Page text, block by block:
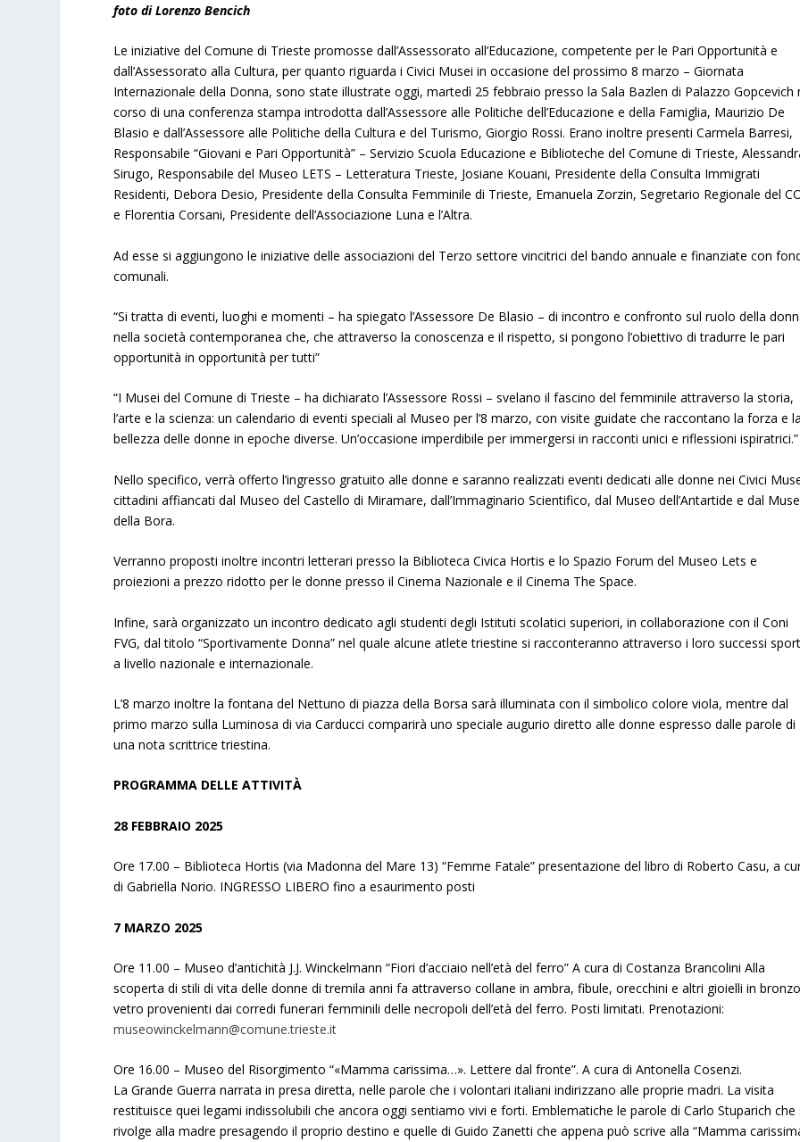
foto di Lorenzo Bencich
Le iniziative del Comune di Trieste promosse dall’Assessorato all’Educazione, competente per le Pari Opportunità e
dall’Assessorato alla Cultura, per quanto riguarda i Civici Musei in occasione del prossimo 8 marzo – Giornata
Internazionale della Donna, sono state illustrate oggi, martedì 25 febbraio presso la Sala Bazlen di Palazzo Gopcevich
corso di una conferenza stampa introdotta dall’Assessore alle Politiche dell’Educazione e della Famiglia, Maurizio De
Blasio e dall’Assessore alle Politiche della Cultura e del Turismo, Giorgio Rossi. Erano inoltre presenti Carmela Barresi,
Responsabile “Giovani e Pari Opportunità” – Servizio Scuola Educazione e Biblioteche del Comune di Trieste,
Sirugo, Responsabile del Museo LETS – Letteratura Trieste, Josiane Kouani, Presidente della Consulta Immigrati
Residenti, Debora Desio, Presidente della Consulta Femminile di Trieste, Emanuela Zorzin, Segretario Regionale del
e Florentia Corsani, Presidente dell’Associazione Luna e l’Altra.
Ad esse si aggiungono le iniziative delle associazioni del Terzo settore vincitrici del bando annuale e finanziate con
comunali.
“Si tratta di eventi, luoghi e momenti – ha spiegato l’Assessore De Blasio – di incontro e confronto sul ruolo della
nella società contemporanea che, che attraverso la conoscenza e il rispetto, si pongono l’obiettivo di tradurre le pari
opportunità in opportunità per tutti”
“I Musei del Comune di Trieste – ha dichiarato l’Assessore Rossi – svelano il fascino del femminile attraverso la storia,
l’arte e la scienza: un calendario di eventi speciali al Museo per l’8 marzo, con visite guidate che raccontano la forza e la
bellezza delle donne in epoche diverse. Un’occasione imperdibile per immergersi in racconti unici e riflessioni ispiratrici.”
Nello specifico, verrà offerto l’ingresso gratuito alle donne e saranno realizzati eventi dedicati alle donne nei Civici
cittadini affiancati dal Museo del Castello di Miramare, dall’Immaginario Scientifico, dal Museo dell’Antartide e dal
della Bora.
Verranno proposti inoltre incontri letterari presso la Biblioteca Civica Hortis e lo Spazio Forum del Museo Lets e
proiezioni a prezzo ridotto per le donne presso il Cinema Nazionale e il Cinema The Space.
Infine, sarà organizzato un incontro dedicato agli studenti degli Istituti scolatici superiori, in collaborazione con il Coni
FVG, dal titolo “Sportivamente Donna” nel quale alcune atlete triestine si racconteranno attraverso i loro successi
a livello nazionale e internazionale.
L’8 marzo inoltre la fontana del Nettuno di piazza della Borsa sarà illuminata con il simbolico colore viola, mentre dal
primo marzo sulla Luminosa di via Carducci comparirà uno speciale augurio diretto alle donne espresso dalle parole di
una nota scrittrice triestina.
PROGRAMMA DELLE ATTIVITÀ
28 FEBBRAIO 2025
Ore 17.00 – Biblioteca Hortis (via Madonna del Mare 13) “Femme Fatale” presentazione del libro di Roberto Casu, a
di Gabriella Norio. INGRESSO LIBERO fino a esaurimento posti
7 MARZO 2025
Ore 11.00 – Museo d’antichità J.J. Winckelmann “Fiori d’acciaio nell’età del ferro” A cura di Costanza Brancolini Alla
scoperta di stili di vita delle donne di tremila anni fa attraverso collane in ambra, fibule, orecchini e altri gioielli in
vetro provenienti dai corredi funerari femminili delle necropoli dell’età del ferro. Posti limitati. Prenotazioni:
museowinckelmann@comune.trieste.it
Ore 16.00 – Museo del Risorgimento “«Mamma carissima…». Lettere dal fronte”. A cura di Antonella Cosenzi.
La Grande Guerra narrata in presa diretta, nelle parole che i volontari italiani indirizzano alle proprie madri. La visita
restituisce quei legami indissolubili che ancora oggi sentiamo vivi e forti. Emblematiche le parole di Carlo Stuparich che
rivolge alla madre presagendo il proprio destino e quelle di Guido Zanetti che appena può scrive alla “Mamma